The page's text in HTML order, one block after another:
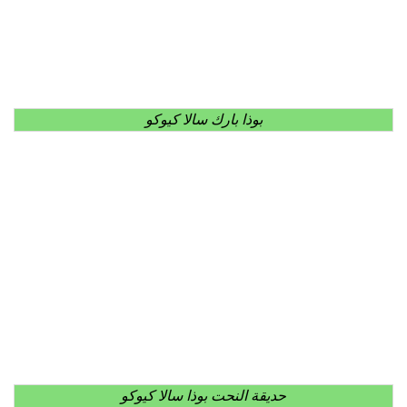
بوذا بارك سالا كيوكو
حديقة النحت بوذا سالا كيوكو